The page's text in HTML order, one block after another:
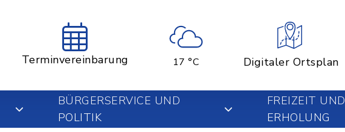
Terminvereinbarung 17 °C Digitaler Ortsplan
BÜRGERSERVICE UND
POLITIK
FREIZEIT UND
ERHOLUNG